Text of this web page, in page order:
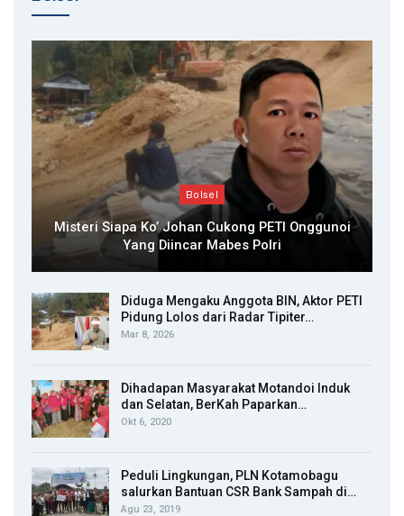
Bolsel
Misteri Siapa Ko’ Johan Cukong PETI Onggunoi
Yang Diincar Mabes Polri
Diduga Mengaku Anggota BIN, Aktor PETI
Pidung Lolos dari Radar Tipiter…
Mar 8, 2026
Dihadapan Masyarakat Motandoi Induk
dan Selatan, BerKah Paparkan…
Okt 6, 2020
Peduli Lingkungan, PLN Kotamobagu
salurkan Bantuan CSR Bank Sampah di…
Agu 23, 2019